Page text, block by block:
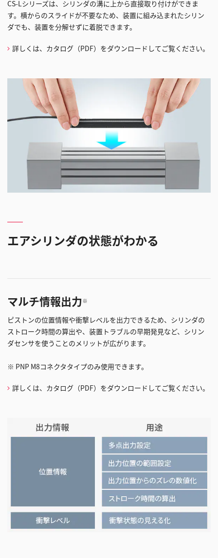
CS-Lシリーズは、シリンダの溝に上から直接取り付けができま
す。横からのスライドが不要なため、装置に組み込まれたシリン
ダでも、装置を分解せずに着脱できます。
詳しくは、カタログ（PDF）をダウンロードしてご覧ください。
エアシリンダの状態がわかる
マルチ情報出力※
ピストンの位置情報や衝撃レベルを出力できるため、シリンダの
ストローク時間の算出や、装置トラブルの早期発見など、シリン
ダセンサを使うことのメリットが広がります。
※ PNP M8コネクタタイプのみ使用できます。
詳しくは、カタログ（PDF）をダウンロードしてご覧ください。